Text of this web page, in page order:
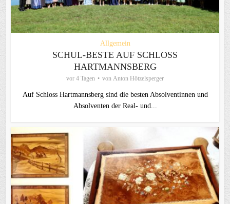
Allgemein
SCHUL-BESTE AUF SCHLOSS
HARTMANNSBERG
vor 4 Tagen von Anton Hötzelsperger
Auf Schloss Hartmannsberg sind die besten Absolventinnen und
Absolventen der Real- und...